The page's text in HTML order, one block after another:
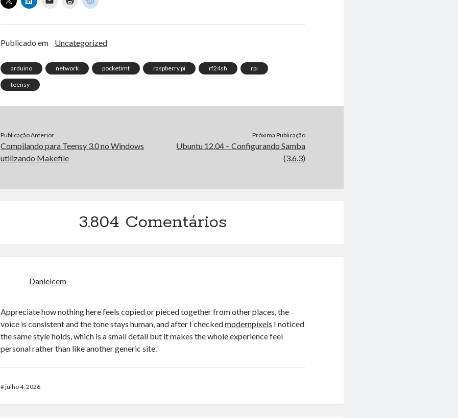
Publicado em Uncategorized
arduino network pocketimt raspberry pi rf24sh rpi
teensy
Publicação Anterior
Compilando para Teensy 3.0 no Windows
utilizando Makefile
Próxima Publicação
Ubuntu 12.04 – Configurando Samba
(3.6.3)
3.804 Comentários
Danielcem
Appreciate how nothing here feels copied or pieced together from other places, the
voice is consistent and the tone stays human, and after I checkedmodernpixels I noticed
the same style holds, which is a small detail but it makes the whole experience feel
personal rather than like another generic site.
#julho 4, 2026